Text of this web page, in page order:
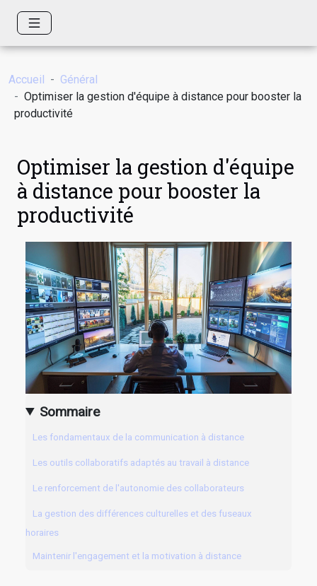
Accueil
Général
Optimiser la gestion d'équipe à distance pour booster la
productivité
Optimiser la gestion d'équipe
à distance pour booster la
productivité
Sommaire
Les fondamentaux de la communication à distance
Les outils collaboratifs adaptés au travail à distance
Le renforcement de l'autonomie des collaborateurs
La gestion des différences culturelles et des fuseaux
horaires
Maintenir l'engagement et la motivation à distance